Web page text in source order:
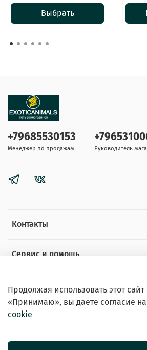
Выбрать
Контакты
Сервис и помощь
+79685530153
Менеджер по продажам Руководитель
Продолжая использовать этот
«Принимаю», вы даете согласие на
cookie